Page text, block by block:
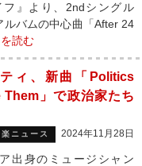
』より、2ndシングル
バムの中心曲「After 24
読む
ィ、新曲「Politics
Them」で政治家たち
楽ニュース 2024年11月28日
出身のミュージシャン